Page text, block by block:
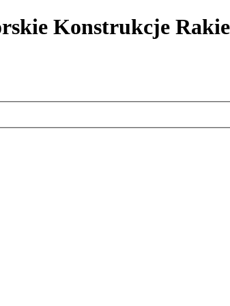
Konstrukcje